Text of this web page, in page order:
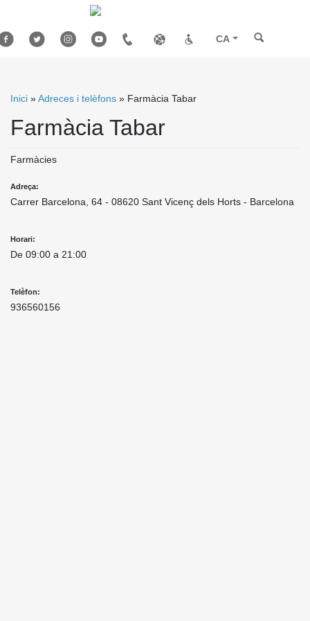
content
CA
Inici »Adreces i telèfons » Farmàcia Tabar
Farmàcia Tabar
Farmàcies
Adreça:
Carrer Barcelona, 64 - 08620 Sant Vicenç dels Horts - Barcelona
Horari:
De 09:00 a 21:00
Telèfon:
936560156